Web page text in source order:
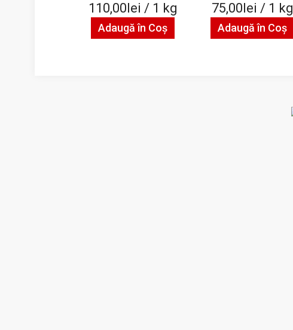
110,00lei / 1 kg
Adaugă în Coş
75,00lei / 1 kg
Adaugă în Coş